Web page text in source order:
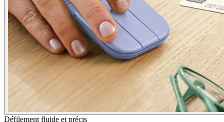
Défilement fluide et précis